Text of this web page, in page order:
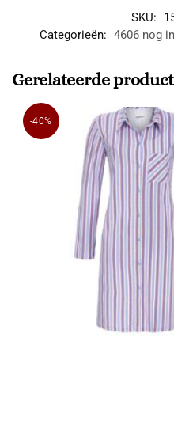
SKU:
Categorieën: 4606 nog
Gerelateerde
-40%